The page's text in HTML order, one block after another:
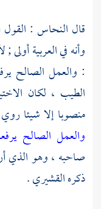
قال النحاس :
وأنه في العربية
: والعمل الصالح
الطيب ، لكان
منصوبا إلا شيئا
والعمل الصالح
صاحبه ، وهو الذي
ذكرهالقشيري.